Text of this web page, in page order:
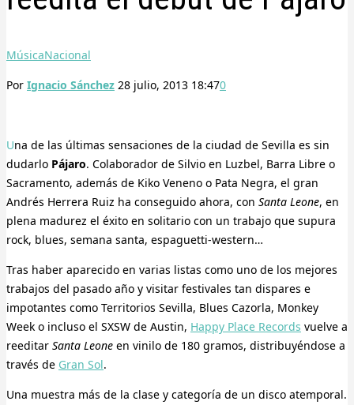
MúsicaNacional
Por Ignacio Sánchez 28 julio, 2013 18:470
Una de las últimas sensaciones de la ciudad de Sevilla es sin
dudarlo Pájaro. Colaborador de Silvio en Luzbel, Barra Libre o
Sacramento, además de Kiko Veneno o Pata Negra, el gran
Andrés Herrera Ruiz ha conseguido ahora, con Santa Leone, en
plena madurez el éxito en solitario con un trabajo que supura
rock, blues, semana santa, espaguetti-western…
Tras haber aparecido en varias listas como uno de los mejores
trabajos del pasado año y visitar festivales tan dispares e
impotantes como Territorios Sevilla, Blues Cazorla, Monkey
Week o incluso el SXSW de Austin, Happy Place Records vuelve a
reeditar Santa Leone en vinilo de 180 gramos, distribuyéndose a
través de Gran Sol.
Una muestra más de la clase y categoría de un disco atemporal.